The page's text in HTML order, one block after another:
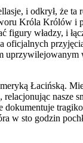
i odkrył, że
Króla Królów i
władzy, i
Łacińską.
relacjonując
dokumentuje
sto godzin